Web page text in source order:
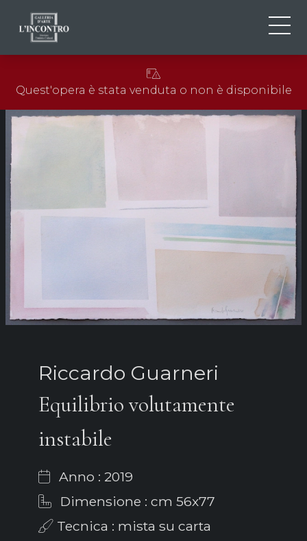
EN
FR
NEWS ED EVENTI
ARTISTI E OPERE
Quest'opera è stata venduta o non è disponibile
Riccardo Guarneri
Equilibrio volutamente
instabile
Anno : 2019
Dimensione : cm 56x77
Tecnica : mista su carta